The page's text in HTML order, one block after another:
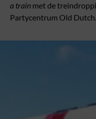
a train met de
Partycentrum Old Dutch.